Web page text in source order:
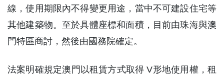
線，使用期限內不得變更用途，當中不可建設住宅等
其他建築物。至於具體座標和面積，目前由珠海與澳
門特區商討，然後由國務院確定。
法案明確規定澳門以租賃方式取得 V形地使用權，租